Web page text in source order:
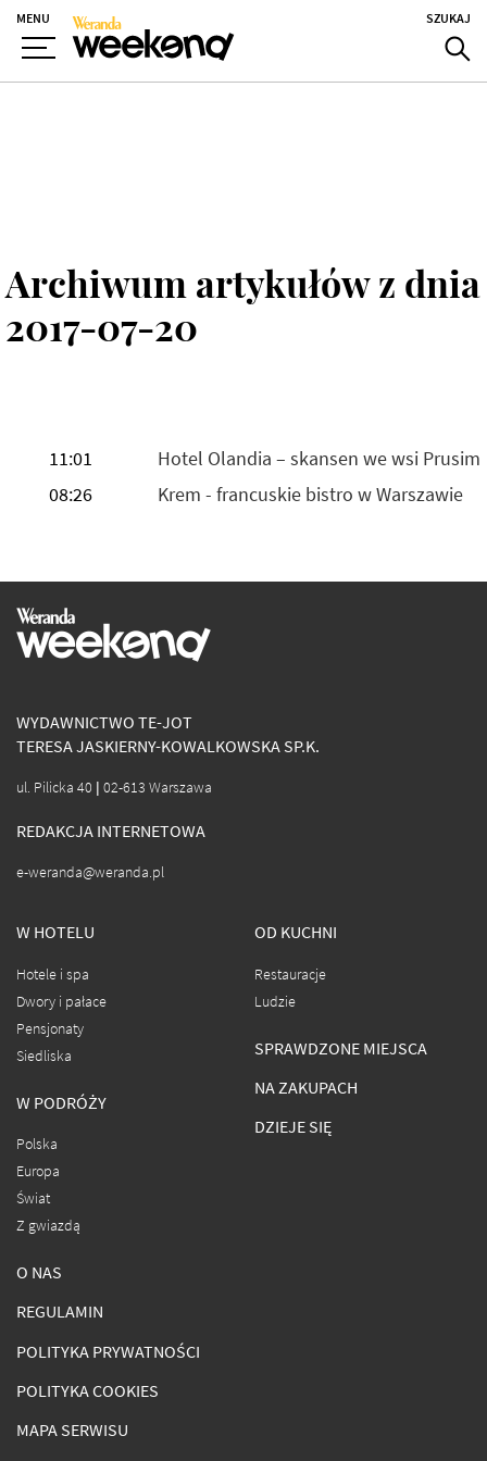
MENU SZUKAJ
Archiwum artykułów z dnia
2017-07-20
11:01
Hotel Olandia – skansen we wsi Prusim
08:26
Krem - francuskie bistro w Warszawie
WYDAWNICTWO TE-JOT
TERESA JASKIERNY-KOWALKOWSKA SP.K.
ul. Pilicka 40 | 02-613 Warszawa
REDAKCJA INTERNETOWA
e-weranda@weranda.pl
W HOTELU
Hotele i spa
Dwory i pałace
Pensjonaty
Siedliska
W PODRÓŻY
Polska
Europa
Świat
Z gwiazdą
OD KUCHNI
Restauracje
Ludzie
SPRAWDZONE MIEJSCA
NA ZAKUPACH
DZIEJE SIĘ
O NAS
REGULAMIN
POLITYKA PRYWATNOŚCI
POLITYKA COOKIES
MAPA SERWISU